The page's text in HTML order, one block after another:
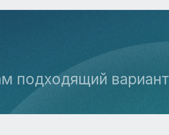
подходящий вариант